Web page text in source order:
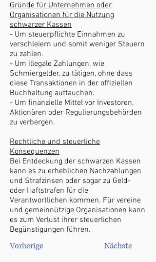
Gründe für Unternehmen oder
Organisationen für die Nutzung
schwarzer Kassen
- Um steuerpflichte Einnahmen zu
verschleiern und somit weniger Steuern
zu zahlen.
- Um illegale Zahlungen, wie
Schmiergelder, zu tätigen, ohne dass
diese Transaktionen in der offiziellen
Buchhaltung auftauchen.
- Um finanzielle Mittel vor Investoren,
Aktionären oder Regulierungsbehörden
zu verbergen.
Rechtliche und steuerliche
Konsequenzen
Bei Entdeckung der schwarzen Kassen
kann es zu erheblichen Nachzahlungen
und Strafzinsen oder sogar zu Geld-
oder Haftstrafen für die
Verantwortlichen kommen. Für vereine
und gemeinnützige Organisationen kann
es zum Verlust ihrer steuerlichen
Begünstigungen führen.
Vorherige Nächste